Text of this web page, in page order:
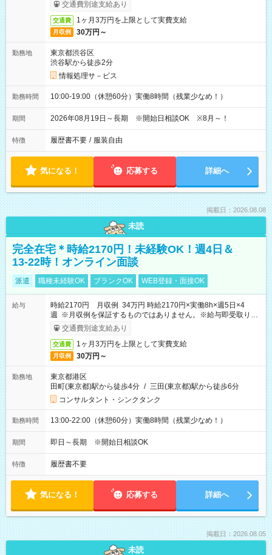
交通費別途支給あり
交通費 1ヶ月3万円を上限として実費支給
月収例 30万円～
勤務地
東京都渋谷区
渋谷駅から徒歩2分
情報処理サ－ビス
勤務時間 10:00-19:00（休憩60分）実働8時間（残業少なめ！）
期間 2026年08月19日～長期 ※開始日相談OK ※8月～！
特徴 履歴書不要 / 服装自由
気になる！ 応募する 詳細へ
掲載日：2026.08.08
未読
完全在宅＊時給2170円！未経験OK！週4日＆
13-22時！オンライン面談
派遣 職種未経験OK ブランクOK WEB登録・面接OK
給与
時給2170円 月収例 34万円 時給2170円×実働8h×週5日×4
週 ※月収例を保証するものではありません。※給与即受取りサ
ービス利用可（利用条件有）
交通費別途支給あり
交通費 1ヶ月3万円を上限として実費支給
月収例 30万円～
勤務地
東京都港区
田町(東京都)駅から徒歩4分 / 三田(東京都)駅から徒歩6分
コンサルタント・シンクタンク
勤務時間 13:00-22:00（休憩60分）実働8時間（残業少なめ！）
期間 即日～長期 ※開始日相談OK
特徴 履歴書不要
気になる！ 応募する 詳細へ
掲載日：2026.08.05
未読